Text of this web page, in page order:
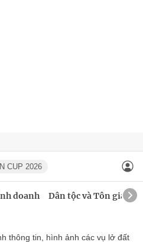
CUP 2026
doanh Dân tộc và Tôn giáo